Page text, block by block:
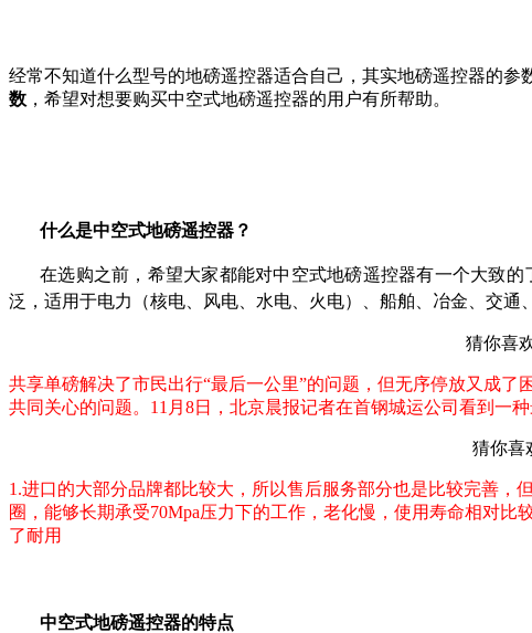
经常不知道什么型号的地磅遥控器适合自己，其实地磅遥控器的
数 ，希望对想要购买中空式地磅遥控器的用户有所帮助。
什么是中空式地磅遥控器？
在选购之前，希望大家都能对中空式地磅遥控器有一个大致
泛，适用于电力（核电、风电、水电、火电）、船舶、冶金、交通
猜你喜
共享单磅解决了市民出行“最后一公里”的问题，但无序停放又成
共同关心的问题。11月8日，北京晨报记者在首钢城运公司看到一
猜你喜
1.进口的大部分品牌都比较大，所以售后服务部分也是比较完善
圈，能够长期承受70Mpa压力下的工作，老化慢，使用寿命相对
了耐用
中空式地磅遥控器的特点